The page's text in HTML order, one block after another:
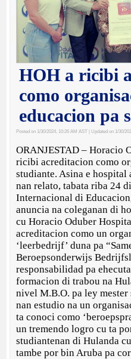
HOH a ricibi
como
educacion pa
Posted on 1/30/2024, 10:26 AM AST | Updated on 1/30/
ORANJESTAD – Horacio
ricibi acreditacion como
studiante. Asina e hospital
nan relato, tabata riba 24
Internacional di
anuncia na coleganan di
cu Horacio Oduber
acreditacion como un
‘leerbedrijf’ duna pa
Beroepsonderwijs
responsabilidad pa
formacion di trabou na
nivel M.B.O. pa ley
nan estudio na un
ta conoci como
un tremendo logro cu ta
studiantenan di Hulanda
tambe por bin Aruba pa